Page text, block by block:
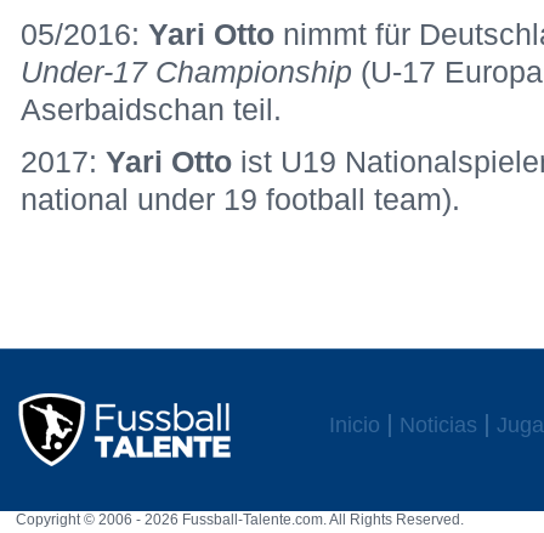
05/2016:Yari Otto nimmt für
Under-17 Championship (U-17
Aserbaidschan teil.
2017:Yari Otto ist U19
national under 19 football team).
Inicio Noticias
Copyright © 2006 - 2026 Fussball-Talente.com. All Rights Reserved.